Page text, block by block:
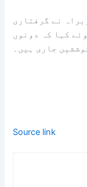
نے گرفتاری
کہا کہ دونوں
جاری ہیں۔
Source link